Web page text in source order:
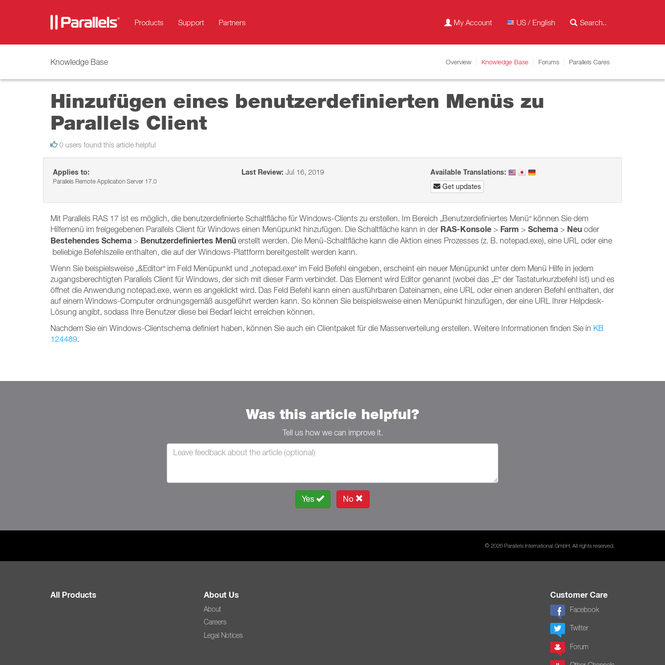
Products Support Partners My Account US / English
Knowledge Base Overview Knowledge Base Forums Parallels Cares
Hinzufügen eines benutzerdefinierten Menüs zu
Parallels Client
0 users found this article helpful
Applies to:
Parallels Remote Application Server 17.0
Last Review: Jul 16, 2019
Available Translations:
Get updates
Mit Parallels RAS 17 ist es möglich, die benutzerdefinierte Schaltfläche für Windows-Clients zu erstellen. Im Bereich „Benutzerdefiniertes Menü“ können Sie dem
Hilfemenü im freigegebenen Parallels Client für Windows einen Menüpunkt hinzufügen. Die Schaltfläche kann in der RAS-Konsole > Farm > Schema > Neu oder
Bestehendes Schema > Benutzerdefiniertes Menü erstellt werden. Die Menü-Schaltfläche kann die Aktion eines Prozesses (z. B. notepad.exe), eine URL oder eine
beliebige Befehlszeile enthalten, die auf der Windows-Plattform bereitgestellt werden kann.
Wenn Sie beispielsweise „&Editor“ im Feld Menüpunkt und „notepad.exe“ im Feld Befehl eingeben, erscheint ein neuer Menüpunkt unter dem Menü Hilfe in jedem
zugangsberechtigten Parallels Client für Windows, der sich mit dieser Farm verbindet. Das Element wird Editor genannt (wobei das „E“ der Tastaturkurzbefehl ist) und es
öffnet die Anwendung notepad.exe, wenn es angeklickt wird. Das Feld Befehl kann einen ausführbaren Dateinamen, eine URL oder einen anderen Befehl enthalten, der
auf einem Windows-Computer ordnungsgemäß ausgeführt werden kann. So können Sie beispielsweise einen Menüpunkt hinzufügen, der eine URL Ihrer Helpdesk-
Lösung angibt, sodass Ihre Benutzer diese bei Bedarf leicht erreichen können.
Nachdem Sie ein Windows-Clientschema definiert haben, können Sie auch ein Clientpaket für die Massenverteilung erstellen. Weitere Informationen finden Sie in KB
124489.
Was this article helpful?
Tell us how we can improve it.
Yes No
© 2026 Parallels International GmbH. All rights reserved.
All Products About Us
About
Careers
Legal Notices
Customer Care
Facebook
Twitter
Forum